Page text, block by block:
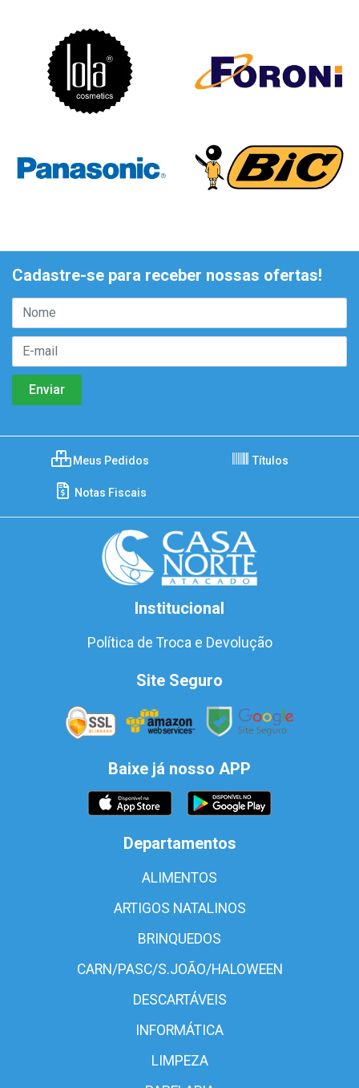
Cadastre-se para receber nossas ofertas!
Meus Pedidos Títulos
Notas Fiscais
Institucional
Política de Troca e Devolução
Site Seguro
Baixe já nosso APP
Departamentos
ALIMENTOS
ARTIGOS NATALINOS
BRINQUEDOS
CARN/PASC/S.JOÃO/HALOWEEN
DESCARTÁVEIS
INFORMÁTICA
LIMPEZA